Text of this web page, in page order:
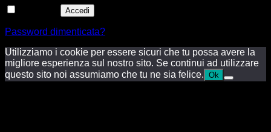
Accedi
Password dimenticata?
Utilizziamo i cookie per essere sicuri che tu possa avere la
migliore esperienza sul nostro sito. Se continui ad utilizzare
questo sito noi assumiamo che tu ne sia felice. Ok